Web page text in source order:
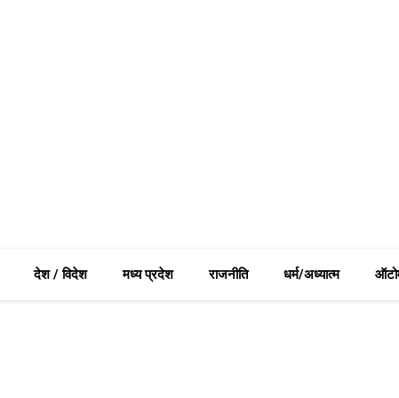
देश / विदेश मध्य प्रदेश राजनीति धर्म/अध्यात्म